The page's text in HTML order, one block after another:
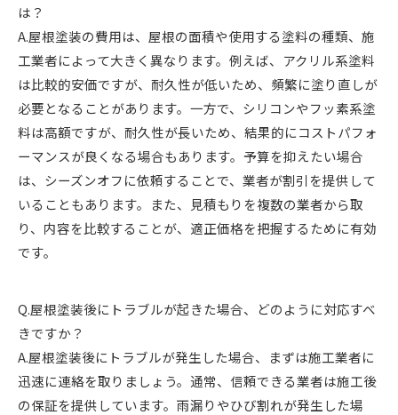
は？
A.屋根塗装の費用は、屋根の面積や使用する塗料の種類、施
工業者によって大きく異なります。例えば、アクリル系塗料
は比較的安価ですが、耐久性が低いため、頻繁に塗り直しが
必要となることがあります。一方で、シリコンやフッ素系塗
料は高額ですが、耐久性が長いため、結果的にコストパフォ
ーマンスが良くなる場合もあります。予算を抑えたい場合
は、シーズンオフに依頼することで、業者が割引を提供して
いることもあります。また、見積もりを複数の業者から取
り、内容を比較することが、適正価格を把握するために有効
です。
Q.屋根塗装後にトラブルが起きた場合、どのように対応すべ
きですか？
A.屋根塗装後にトラブルが発生した場合、まずは施工業者に
迅速に連絡を取りましょう。通常、信頼できる業者は施工後
の保証を提供しています。雨漏りやひび割れが発生した場